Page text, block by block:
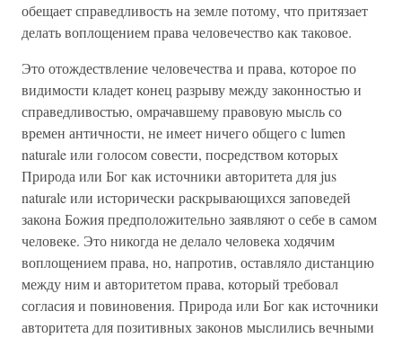
обещает справедливость на земле потому, что притязает
делать воплощением права человечество как таковое.
Это отождествление человечества и права, которое по
видимости кладет конец разрыву между законностью и
справедливостью, омрачавшему правовую мысль со
времен античности, не имеет ничего общего с lumen
naturale или голосом совести, посредством которых
Природа или Бог как источники авторитета для jus
naturale или исторически раскрывающихся заповедей
закона Божия предположительно заявляют о себе в самом
человеке. Это никогда не делало человека ходячим
воплощением права, но, напротив, оставляло дистанцию
между ним и авторитетом права, который требовал
согласия и повиновения. Природа или Бог как источники
авторитета для позитивных законов мыслились вечными